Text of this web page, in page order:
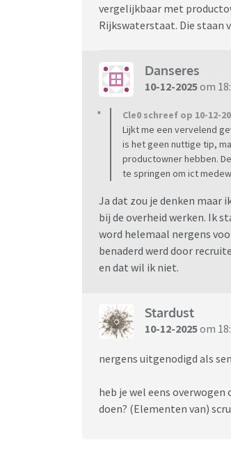
vergelijkbaar met
Rijkswaterstaat. Die staan
Danseres
10-12-2025om
Cle0 schreef op 10-12-
Lijkt me een vervelend
is het geen nuttige tip,
productowner hebben.
te springen om ict
Ja dat zou je denken maar
bij de overheid werken. Ik
word helemaal nergens
benaderd werd door
en dat wil ik niet.
Stardust
10-12-2025om
nergens uitgenodigd als
heb je wel eens
doen? (Elementen van)